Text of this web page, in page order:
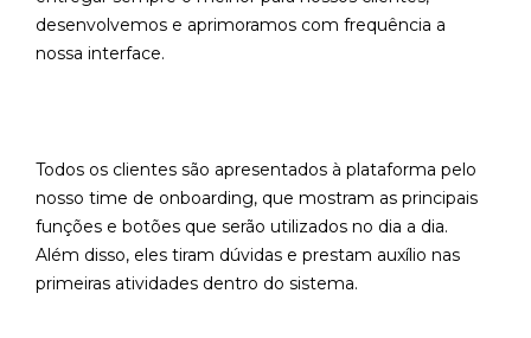
desenvolvemos e aprimoramos com frequência a
nossa interface.
Todos os clientes são apresentados à plataforma pelo
nosso time de onboarding, que mostram as principais
funções e botões que serão utilizados no dia a dia.
Além disso, eles tiram dúvidas e prestam auxílio nas
primeiras atividades dentro do sistema.